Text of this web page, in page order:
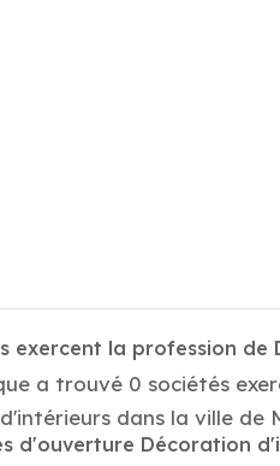
exercent la profession
a trouvé 0 sociétés
dans la ville de
d'ouverture Décoration